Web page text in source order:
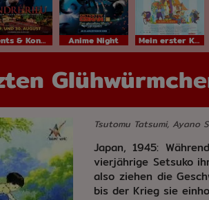
Events & Konzerte Anime Night Mein erster Kinobesuch
Tsutomu Tatsumi, Ayano
Japan, 1945:
vierjährige Setsuko
also ziehen die
bis der Krieg sie